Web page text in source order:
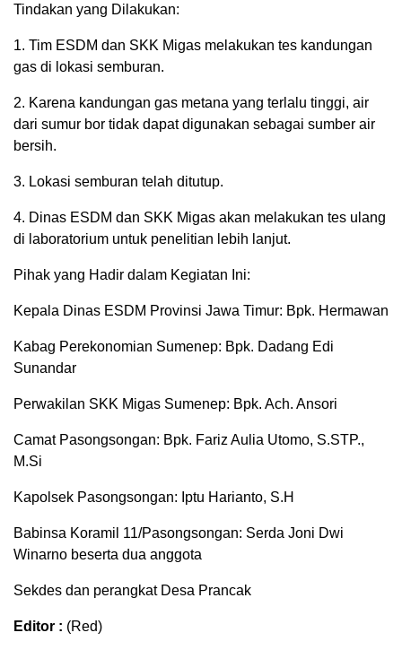
Tindakan yang Dilakukan:
1. Tim ESDM dan SKK Migas melakukan tes kandungan
gas di lokasi semburan.
2. Karena kandungan gas metana yang terlalu tinggi, air
dari sumur bor tidak dapat digunakan sebagai sumber air
bersih.
3. Lokasi semburan telah ditutup.
4. Dinas ESDM dan SKK Migas akan melakukan tes ulang
di laboratorium untuk penelitian lebih lanjut.
Pihak yang Hadir dalam Kegiatan Ini:
Kepala Dinas ESDM Provinsi Jawa Timur: Bpk. Hermawan
Kabag Perekonomian Sumenep: Bpk. Dadang Edi
Sunandar
Perwakilan SKK Migas Sumenep: Bpk. Ach. Ansori
Camat Pasongsongan: Bpk. Fariz Aulia Utomo, S.STP.,
M.Si
Kapolsek Pasongsongan: Iptu Harianto, S.H
Babinsa Koramil 11/Pasongsongan: Serda Joni Dwi
Winarno beserta dua anggota
Sekdes dan perangkat Desa Prancak
Editor : (Red)